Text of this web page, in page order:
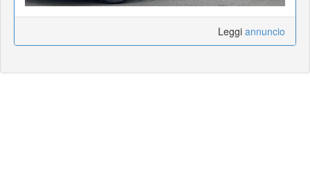
Leggi annuncio